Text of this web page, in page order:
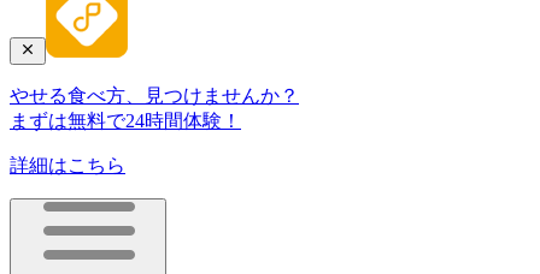
やせる食べ方、見つけませんか？
まずは無料で24時間体験！
詳細はこちら